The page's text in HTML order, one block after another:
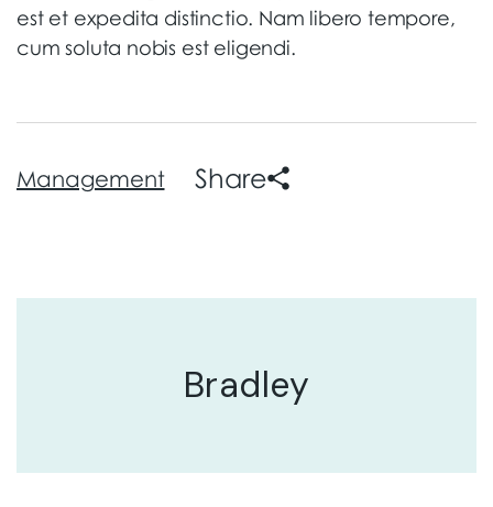
est et expedita distinctio. Nam libero tempore,
cum soluta nobis est eligendi.
Management Share
Bradley